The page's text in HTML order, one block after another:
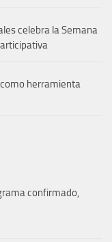
celebra la Semana
como herramienta
confirmado,